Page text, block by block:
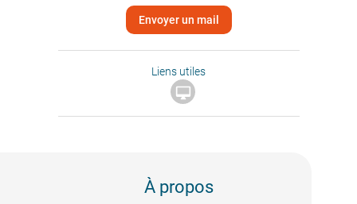
Envoyer un mail
Liens utiles

À propos